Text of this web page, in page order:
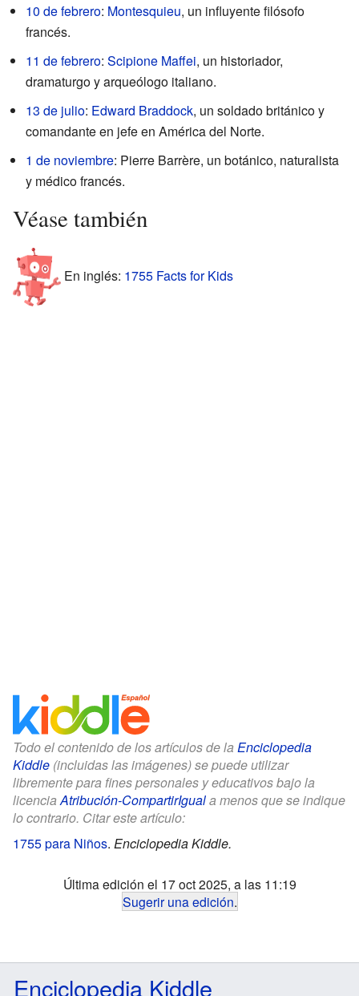
10 de febrero: Montesquieu, un influyente filósofo
francés.
11 de febrero: Scipione Maffei, un historiador,
dramaturgo y arqueólogo italiano.
13 de julio: Edward Braddock, un soldado británico y
comandante en jefe en América del Norte.
1 de noviembre: Pierre Barrère, un botánico, naturalista
y médico francés.
Véase también
En inglés: 1755 Facts for Kids
Todo el contenido de los artículos de la Enciclopedia
Kiddle (incluidas las imágenes) se puede utilizar
libremente para fines personales y educativos bajo la
licenciaAtribución-CompartirIguala menos que se indique
lo contrario. Citar este artículo:
1755 para Niños. Enciclopedia Kiddle.
Última edición el 17 oct 2025, a las 11:19
Sugerir una edición.
Enciclopedia Kiddle